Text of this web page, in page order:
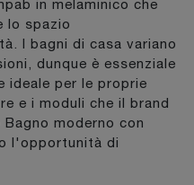
in melaminico che
lo spazio
I bagni di casa variano
dunque è essenziale
ideale per le proprie
e i moduli che il brand
moderno con
l'opportunità di